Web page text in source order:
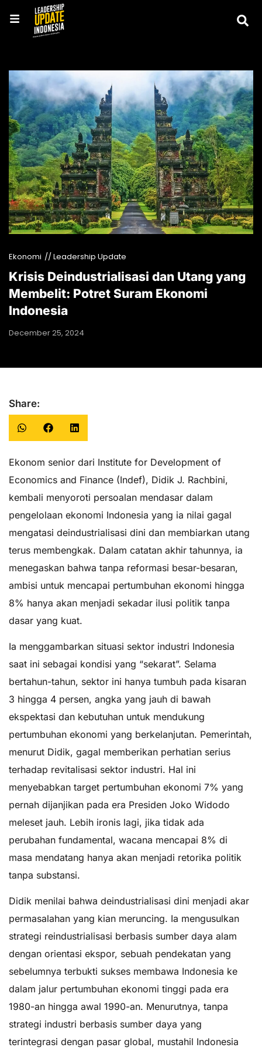
Ekonomi // Leadership Update
Krisis Deindustrialisasi dan Utang yang
Membelit: Potret Suram Ekonomi
Indonesia
December 25, 2024
Share:
Ekonom senior dari Institute for Development of
Economics and Finance (Indef), Didik J. Rachbini,
kembali menyoroti persoalan mendasar dalam
pengelolaan ekonomi Indonesia yang ia nilai gagal
mengatasi deindustrialisasi dini dan membiarkan utang
terus membengkak. Dalam catatan akhir tahunnya, ia
menegaskan bahwa tanpa reformasi besar-besaran,
ambisi untuk mencapai pertumbuhan ekonomi hingga
8% hanya akan menjadi sekadar ilusi politik tanpa
dasar yang kuat.
Ia menggambarkan situasi sektor industri Indonesia
saat ini sebagai kondisi yang “sekarat”. Selama
bertahun-tahun, sektor ini hanya tumbuh pada kisaran
3 hingga 4 persen, angka yang jauh di bawah
ekspektasi dan kebutuhan untuk mendukung
pertumbuhan ekonomi yang berkelanjutan. Pemerintah,
menurut Didik, gagal memberikan perhatian serius
terhadap revitalisasi sektor industri. Hal ini
menyebabkan target pertumbuhan ekonomi 7% yang
pernah dijanjikan pada era Presiden Joko Widodo
meleset jauh. Lebih ironis lagi, jika tidak ada
perubahan fundamental, wacana mencapai 8% di
masa mendatang hanya akan menjadi retorika politik
tanpa substansi.
Didik menilai bahwa deindustrialisasi dini menjadi akar
permasalahan yang kian meruncing. Ia mengusulkan
strategi reindustrialisasi berbasis sumber daya alam
dengan orientasi ekspor, sebuah pendekatan yang
sebelumnya terbukti sukses membawa Indonesia ke
dalam jalur pertumbuhan ekonomi tinggi pada era
1980-an hingga awal 1990-an. Menurutnya, tanpa
strategi industri berbasis sumber daya yang
terintegrasi dengan pasar global, mustahil Indonesia